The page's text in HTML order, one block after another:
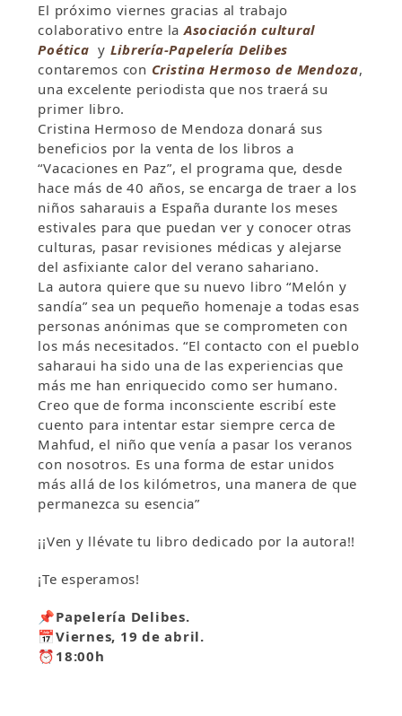
El próximo viernes gracias al trabajo
colaborativo entre laAsociación cultural
Poética y Librería-Papelería Delibes
contaremos con Cristina Hermoso de Mendoza,
una excelente periodista que nos traerá su
primer libro.
Cristina Hermoso de Mendoza donará sus
beneficios por la venta de los libros a
“Vacaciones en Paz”, el programa que, desde
hace más de 40 años, se encarga de traer a los
niños saharauis a España durante los meses
estivales para que puedan ver y conocer otras
culturas, pasar revisiones médicas y alejarse
del asfixiante calor del verano sahariano.
La autora quiere que su nuevo libro “Melón y
sandía” sea un pequeño homenaje a todas esas
personas anónimas que se comprometen con
los más necesitados. “El contacto con el pueblo
saharaui ha sido una de las experiencias que
más me han enriquecido como ser humano.
Creo que de forma inconsciente escribí este
cuento para intentar estar siempre cerca de
Mahfud, el niño que venía a pasar los veranos
con nosotros. Es una forma de estar unidos
más allá de los kilómetros, una manera de que
permanezca su esencia”
¡¡Ven y llévate tu libro dedicado por la autora!!
¡Te esperamos!
📌Papelería Delibes.
📅Viernes, 19 de abril.
⏰18:00h